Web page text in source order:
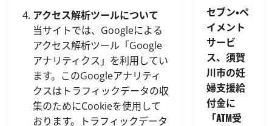
アクセス解析ツールについて
当サイトでは、Googleによる
アクセス解析ツール「Google
アナリティクス」を利用してい
ます。このGoogleアナリティ
クスはトラフィックデータの収
集のためにCookieを使用して
おります。トラフィックデータ
セブン・ペ
イメント
サービ
ス、須賀
川市の妊
婦支援給
付金に
「ATM受